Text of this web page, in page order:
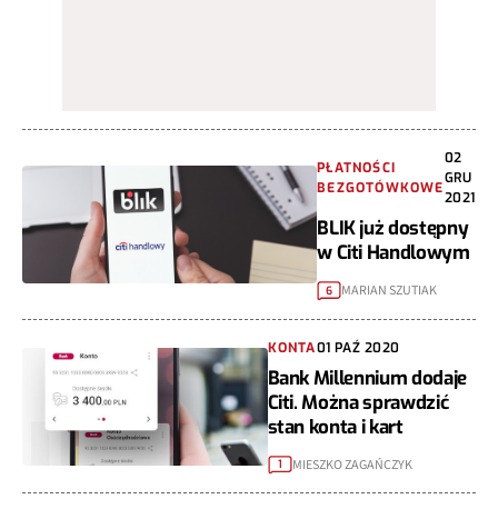
PŁATNOŚCI
BEZGOTÓWKOWE
02
GRU
2021
BLIK już dostępny
w Citi Handlowym
6 MARIAN SZUTIAK
KONTA01 PAŹ 2020
Bank Millennium dodaje
Citi. Można sprawdzić
stan konta i kart
1 MIESZKO ZAGAŃCZYK